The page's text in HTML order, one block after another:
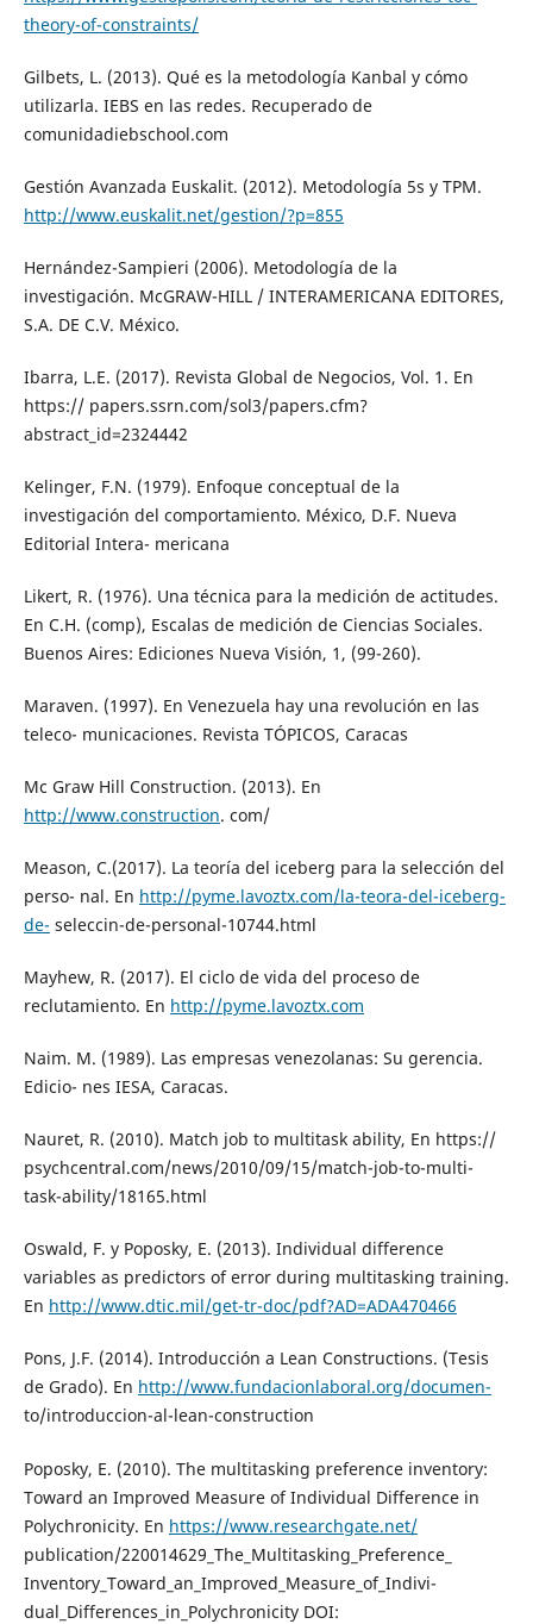
theory-of-constraints/
Gilbets, L. (2013). Qué es la metodología Kanbal y cómo
utilizarla. IEBS en las redes. Recuperado de
comunidadiebschool.com
Gestión Avanzada Euskalit. (2012). Metodología 5s y TPM.
http://www.euskalit.net/gestion/?p=855
Hernández-Sampieri (2006). Metodología de la
investigación. McGRAW-HILL / INTERAMERICANA EDITORES,
S.A. DE C.V. México.
Ibarra, L.E. (2017). Revista Global de Negocios, Vol. 1. En
https:// papers.ssrn.com/sol3/papers.cfm?
abstract_id=2324442
Kelinger, F.N. (1979). Enfoque conceptual de la
investigación del comportamiento. México, D.F. Nueva
Editorial Intera- mericana
Likert, R. (1976). Una técnica para la medición de actitudes.
En C.H. (comp), Escalas de medición de Ciencias Sociales.
Buenos Aires: Ediciones Nueva Visión, 1, (99-260).
Maraven. (1997). En Venezuela hay una revolución en las
teleco- municaciones. Revista TÓPICOS, Caracas
Mc Graw Hill Construction. (2013). En
http://www.construction. com/
Meason, C.(2017). La teoría del iceberg para la selección del
perso- nal. En http://pyme.lavoztx.com/la-teora-del-iceberg-
de- seleccin-de-personal-10744.html
Mayhew, R. (2017). El ciclo de vida del proceso de
reclutamiento. En http://pyme.lavoztx.com
Naim. M. (1989). Las empresas venezolanas: Su gerencia.
Edicio- nes IESA, Caracas.
Nauret, R. (2010). Match job to multitask ability, En https://
psychcentral.com/news/2010/09/15/match-job-to-multi-
task-ability/18165.html
Oswald, F. y Poposky, E. (2013). Individual difference
variables as predictors of error during multitasking training.
En http://www.dtic.mil/get-tr-doc/pdf?AD=ADA470466
Pons, J.F. (2014). Introducción a Lean Constructions. (Tesis
de Grado). En http://www.fundacionlaboral.org/documen-
to/introduccion-al-lean-construction
Poposky, E. (2010). The multitasking preference inventory:
Toward an Improved Measure of Individual Difference in
Polychronicity. En https://www.researchgate.net/
publication/220014629_The_Multitasking_Preference_
Inventory_Toward_an_Improved_Measure_of_Indivi-
dual_Differences_in_Polychronicity DOI: